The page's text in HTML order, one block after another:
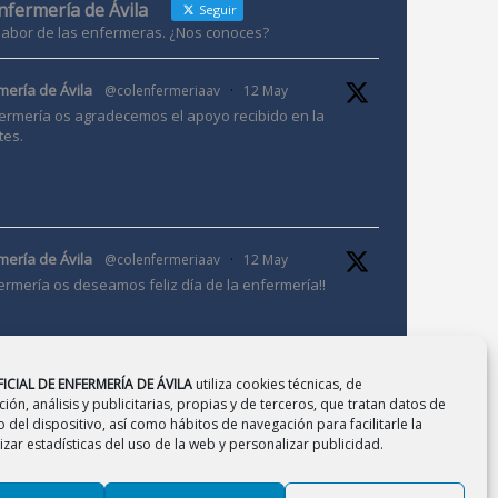
DE ENFERMERÍA DE ÁVILA utiliza cookies técnicas, de
análisis y publicitarias, propias y de terceros, que tratan datos de
del dispositivo, así como hábitos de navegación para facilitarle la
estadísticas del uso de la web y personalizar publicidad.
de Ávila Seguir
de las enfermeras. ¿Nos conoces?
de Ávila @colenfermeriaav · 12 May
os agradecemos el apoyo recibido en la
de Ávila @colenfermeriaav · 12 May
os deseamos feliz día de la enfermería!!
de Ávila @colenfermeriaav · 10 Mar
Jornada de Investigación en Enfermería.